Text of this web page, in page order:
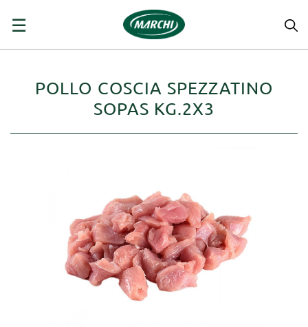
navigazione
☰
POLLO COSCIA SPEZZATINO
SOPAS KG.2X3